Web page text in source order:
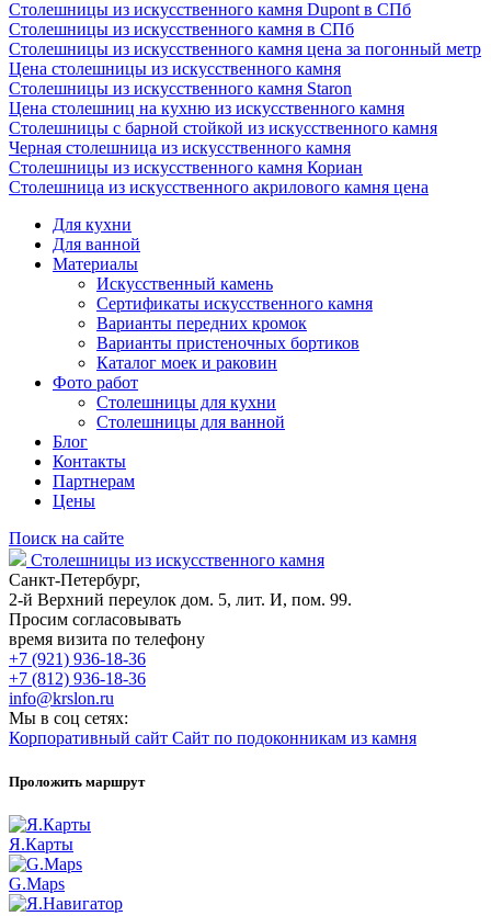
Столешницы из искусственного камня Dupont в СПб
Столешницы из искусственного камня в СПб
Столешницы из искусственного камня цена за погонный метр
Цена столешницы из искусственного камня
Столешницы из искусственного камня Staron
Цена столешниц на кухню из искусственного камня
Столешницы с барной стойкой из искусственного камня
Черная столешница из искусственного камня
Столешницы из искусственного камня Кориан
Столешница из искусственного акрилового камня цена
Для кухни
Для ванной
Материалы
Искусственный камень
Сертификаты искусственного камня
Варианты передних кромок
Варианты пристеночных бортиков
Каталог моек и раковин
Фото работ
Столешницы для кухни
Столешницы для ванной
Блог
Контакты
Партнерам
Цены
Поиск на сайте
Столешницы из искусственного камня
Санкт-Петербург,
2-й Верхний переулок дом. 5, лит. И, пом. 99.
Просим согласовывать
время визита по телефону
+7 (921) 936-18-36
+7 (812) 936-18-36
info@krslon.ru
Мы в соц сетях:
Корпоративный сайт Сайт по подоконникам из камня
Проложить маршрут
Я.Карты
G.Maps